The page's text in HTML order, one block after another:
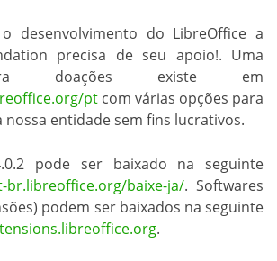
desenvolvimento do LibreOffice a
precisa de seu apoio!. Uma
doações existe em
pt com várias opções para
entidade sem fins lucrativos.
pode ser baixado na seguinte
br.libreoffice.org/baixe-ja/. Softwares
podem ser baixados na seguinte
.